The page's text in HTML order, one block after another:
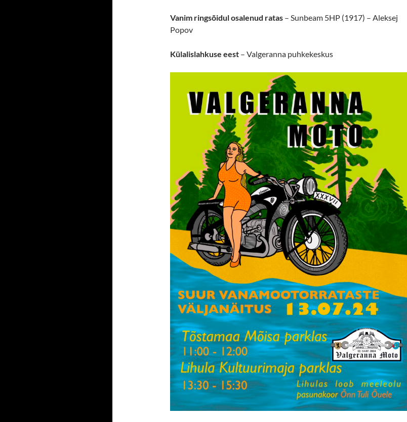
Vanim ringsõidul osalenud ratas – Sunbeam 5HP (1917) – Aleksej
Popov
Külalislahkuse eest – Valgeranna puhkekeskus